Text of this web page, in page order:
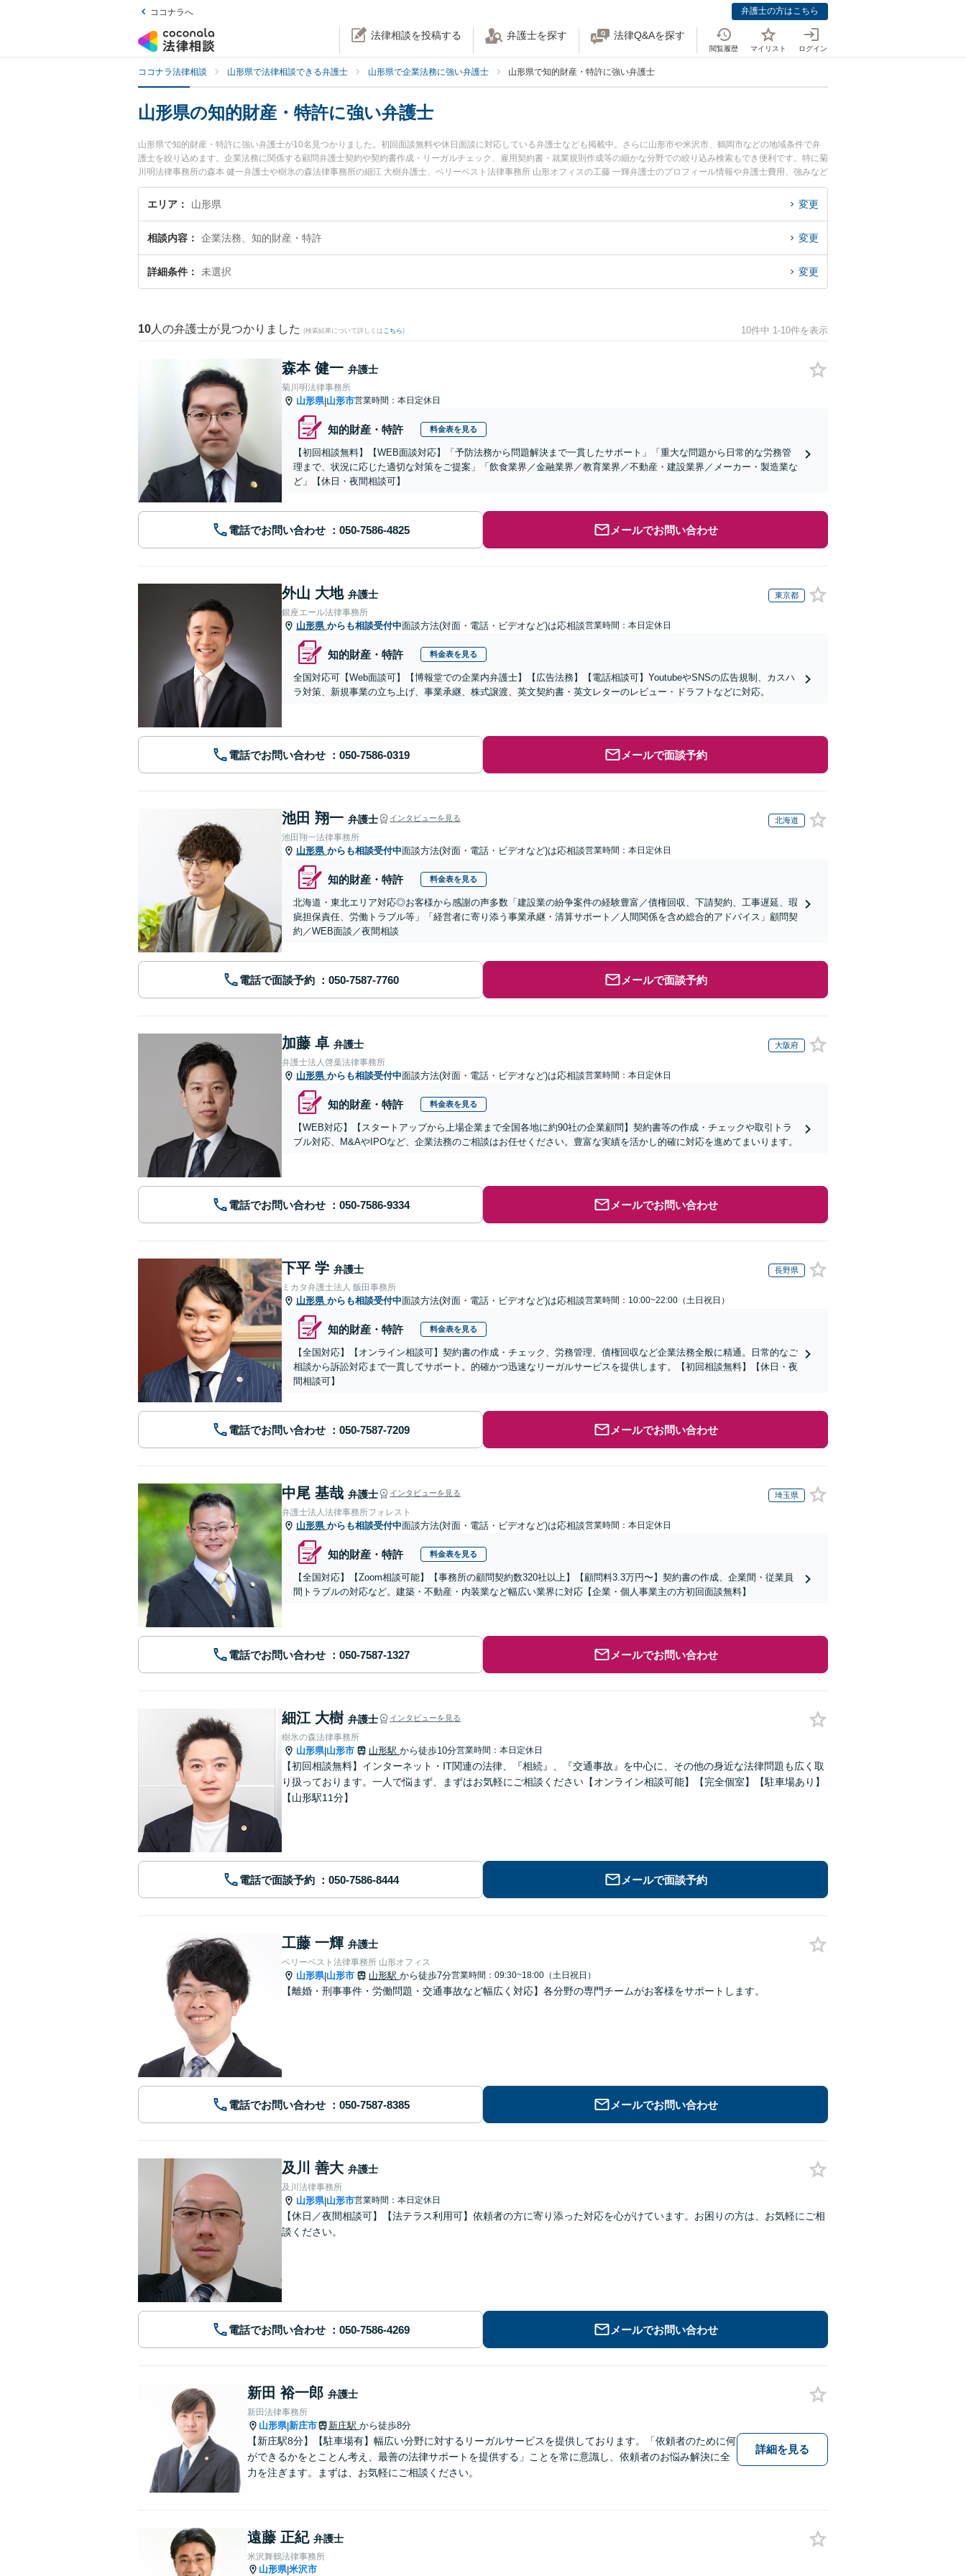
ココナラへ 弁護士の方はこちら
法律相談を投稿する 弁護士を探す 法律Q&Aを探す
閲覧履歴 マイリスト ログイン
ココナラ法律相談 山形県で法律相談できる弁護士 山形県で企業法務に強い弁護士 山形県で知的財産・特許に強い弁護士
山形県の知的財産・特許に強い弁護士
山形県で知的財産・特許に強い弁護士が10名見つかりました。初回面談無料や休日面談に対応している弁護士なども掲載中。さらに山形市や米沢市、鶴岡市などの地域条件で弁
護士を絞り込めます。企業法務に関係する顧問弁護士契約や契約書作成・リーガルチェック、雇用契約書・就業規則作成等の細かな分野での絞り込み検索もでき便利です。特に菊
川明法律事務所の森本 健一弁護士や樹氷の森法律事務所の細江 大樹弁護士、ベリーベスト法律事務所 山形オフィスの工藤 一輝弁護士のプロフィール情報や弁護士費用、強みなど
が注目されています。『山形県で土日や夜間に発生した知的財産・特許のトラブルを今すぐに弁護士に相談したい』『知的財産・特許のトラブル解決の実績豊富な近くの弁護士を
検索したい』『初回相談無料で知的財産・特許を法律相談できる山形県内の弁護士に相談予約したい』などでお困りの相談者さんにおすすめです。
エリア 山形県 変更
相談内容 企業法務、知的財産・特許 変更
詳細条件 未選択 変更
10 人の弁護士が見つかりました (検索結果について詳しくは こちら) 10件中 1-10件を表示
森本 健一 弁護士
菊川明法律事務所
山形県|山形市営業時間：本日定休日
知的財産・特許 料金表を見る
【初回相談無料】【WEB面談対応】「予防法務から問題解決まで一貫したサポート」「重大な問題から日常的な労務管
理まで、状況に応じた適切な対策をご提案」「飲食業界／金融業界／教育業界／不動産・建設業界／メーカー・製造業な
ど」【休日・夜間相談可】
電話でお問い合わせ メールでお問い合わせ
外山 大地 弁護士 東京都
銀座エール法律事務所
山形県 からも相談受付中面談方法(対面・電話・ビデオなど)は応相談営業時間：本日定休日
知的財産・特許 料金表を見る
全国対応可【Web面談可】【博報堂での企業内弁護士】【広告法務】【電話相談可】YoutubeやSNSの広告規制、カスハ
ラ対策、新規事業の立ち上げ、事業承継、株式譲渡、英文契約書・英文レターのレビュー・ドラフトなどに対応。
電話でお問い合わせ メールで面談予約
池田 翔一 弁護士 インタビューを見る 北海道
池田翔一法律事務所
山形県 からも相談受付中面談方法(対面・電話・ビデオなど)は応相談営業時間：本日定休日
知的財産・特許 料金表を見る
北海道・東北エリア対応◎お客様から感謝の声多数「建設業の紛争案件の経験豊富／債権回収、下請契約、工事遅延、瑕
疵担保責任、労働トラブル等」「経営者に寄り添う事業承継・清算サポート／人間関係を含め総合的アドバイス」顧問契
約／WEB面談／夜間相談
電話で面談予約 メールで面談予約
加藤 卓 弁護士 大阪府
弁護士法人啓葉法律事務所
山形県 からも相談受付中面談方法(対面・電話・ビデオなど)は応相談営業時間：本日定休日
知的財産・特許 料金表を見る
【WEB対応】【スタートアップから上場企業まで全国各地に約90社の企業顧問】契約書等の作成・チェックや取引トラ
ブル対応、M&AやIPOなど、企業法務のご相談はお任せください。豊富な実績を活かし的確に対応を進めてまいります。
電話でお問い合わせ メールでお問い合わせ
下平 学 弁護士 長野県
ミカタ弁護士法人 飯田事務所
山形県 からも相談受付中面談方法(対面・電話・ビデオなど)は応相談営業時間：10:00~22:00（土日祝日）
知的財産・特許 料金表を見る
【全国対応】【オンライン相談可】契約書の作成・チェック、労務管理、債権回収など企業法務全般に精通。日常的なご
相談から訴訟対応まで一貫してサポート。的確かつ迅速なリーガルサービスを提供します。【初回相談無料】【休日・夜
間相談可】
電話でお問い合わせ メールでお問い合わせ
中尾 基哉 弁護士 インタビューを見る 埼玉県
弁護士法人法律事務所フォレスト
山形県 からも相談受付中面談方法(対面・電話・ビデオなど)は応相談営業時間：本日定休日
知的財産・特許 料金表を見る
【全国対応】【Zoom相談可能】【事務所の顧問契約数320社以上】【顧問料3.3万円〜】契約書の作成、企業間・従業員
間トラブルの対応など。建築・不動産・内装業など幅広い業界に対応【企業・個人事業主の方初回面談無料】
電話でお問い合わせ メールでお問い合わせ
細江 大樹 弁護士 インタビューを見る
樹氷の森法律事務所
山形県|山形市 山形駅 から徒歩10分営業時間：本日定休日
【初回相談無料】インターネット・IT関連の法律、『相続』、『交通事故』を中心に、その他の身近な法律問題も広く取
り扱っております。一人で悩まず、まずはお気軽にご相談ください【オンライン相談可能】【完全個室】【駐車場あり】
【山形駅11分】
電話で面談予約 メールで面談予約
工藤 一輝 弁護士
ベリーベスト法律事務所 山形オフィス
山形県|山形市 山形駅 から徒歩7分営業時間：09:30~18:00（土日祝日）
【離婚・刑事事件・労働問題・交通事故など幅広く対応】各分野の専門チームがお客様をサポートします。
電話でお問い合わせ メールでお問い合わせ
及川 善大 弁護士
及川法律事務所
山形県|山形市営業時間：本日定休日
【休日／夜間相談可】【法テラス利用可】依頼者の方に寄り添った対応を心がけています。お困りの方は、お気軽にご相
談ください。
電話でお問い合わせ メールでお問い合わせ
新田 裕一郎 弁護士
新田法律事務所
山形県|新庄市 新庄駅 から徒歩8分
【新庄駅8分】【駐車場有】幅広い分野に対するリーガルサービスを提供しております。「依頼者のために何
ができるかをとことん考え、最善の法律サポートを提供する」ことを常に意識し、依頼者のお悩み解決に全
力を注ぎます。まずは、お気軽にご相談ください。
詳細を見る
遠藤 正紀 弁護士
米沢舞鶴法律事務所
山形県|米沢市